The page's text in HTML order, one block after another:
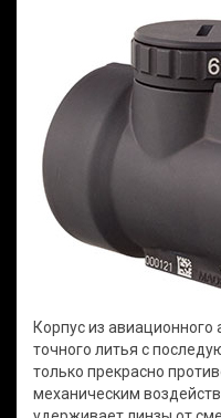
Корпус из
точного литья с
только прекрасно
механическим